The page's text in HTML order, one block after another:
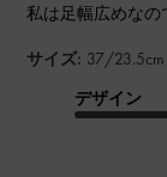
私は足幅広めな
サイズ: 37/23.5cm
デザイン